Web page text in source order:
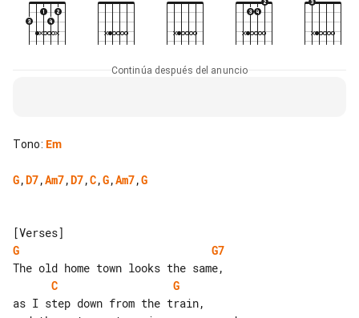
Continúa después del anuncio
Tono: Em
G,D7,Am7,D7,C,G,Am7,G
G
G7
C
G